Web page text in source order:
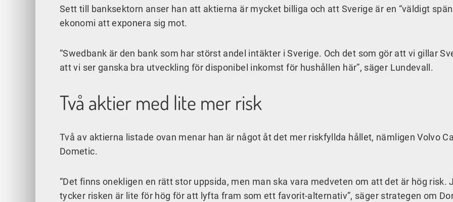
Sett till banksektorn anser han att aktierna är mycket billiga och att Sverige är en “väldigt
ekonomi att exponera sig mot.
“Swedbank är den bank som har störst andel intäkter i Sverige. Och det som gör att vi gillar
att vi ser ganska bra utveckling för disponibel inkomst för hushållen här”, säger Lundevall.
Två aktier med lite mer risk
Två av aktierna listade ovan menar han är något åt det mer riskfyllda hållet, nämligen Volvo
Dometic.
“Det finns onekligen en rätt stor uppsida, men man ska vara medveten om att det är hög risk.
tycker risken är lite för hög för att lyfta fram som ett favorit-alternativ”, säger strategen om